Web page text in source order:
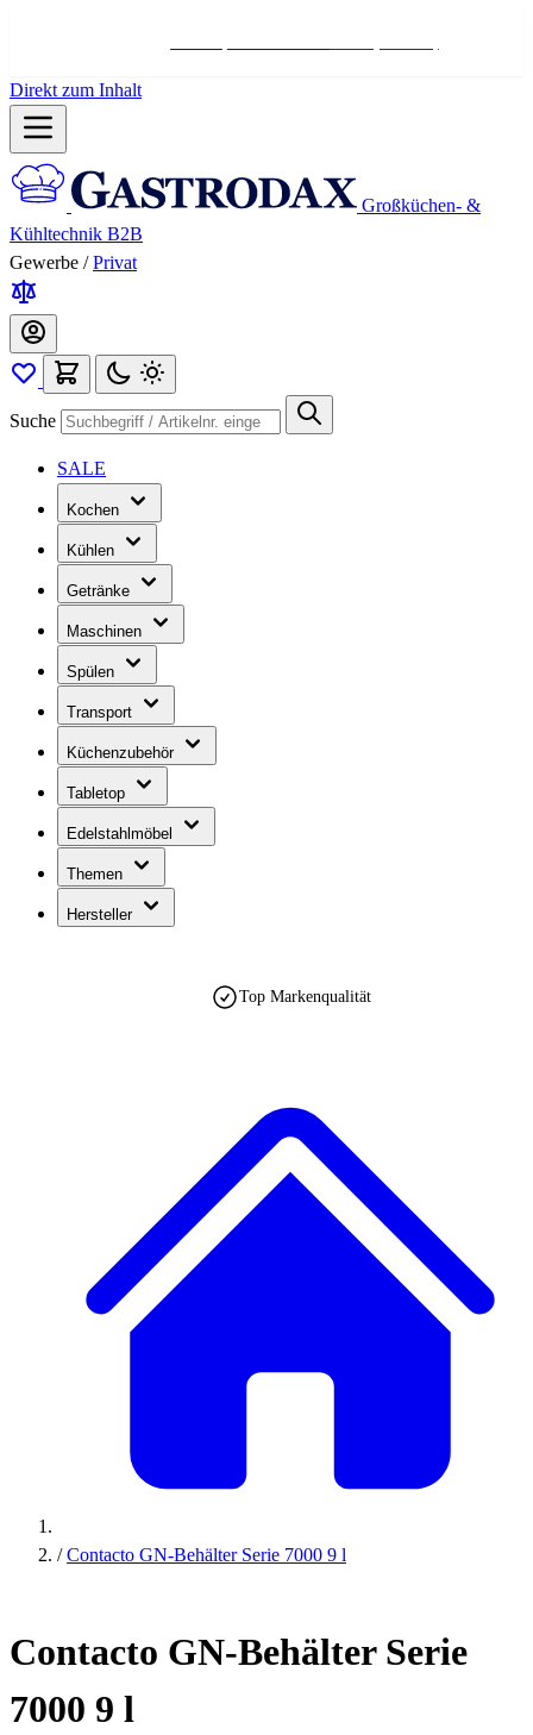
Direkt zum Inhalt
Großküchen- &
Kühltechnik B2B
Gewerbe / Privat
Suche
SALE
Kochen
Kühlen
Getränke
Maschinen
Spülen
Transport
Küchenzubehör
Tabletop
Edelstahlmöbel
Themen
Hersteller
Top Markenqualität
/ Contacto GN-Behälter Serie 7000 9 l
Contacto GN-Behälter Serie
7000 9 l